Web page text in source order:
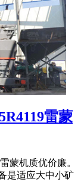
雷蒙
蒙机质优价廉。
是适应大中小矿